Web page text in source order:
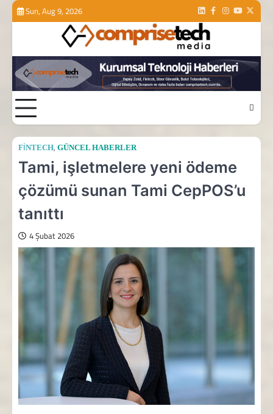
Skip
Sun, Aug 9, 2026 Linkedin
Facebook
Instagram
Youtube
FINTECH, GÜNCEL HABERLER
Tami, işletmelere yeni ödeme
çözümü sunan Tami CepPOS’u
tanıttı
4 Şubat 2026